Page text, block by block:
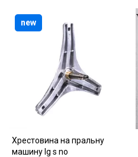
Хрестовина на пральну
машину lg s no
new